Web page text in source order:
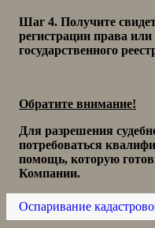
Шаг 4. Получите
регистрации права
государственного
Обратите внимание!
Для разрешения
потребоваться
помощь, которую
Компании.
Оспаривание